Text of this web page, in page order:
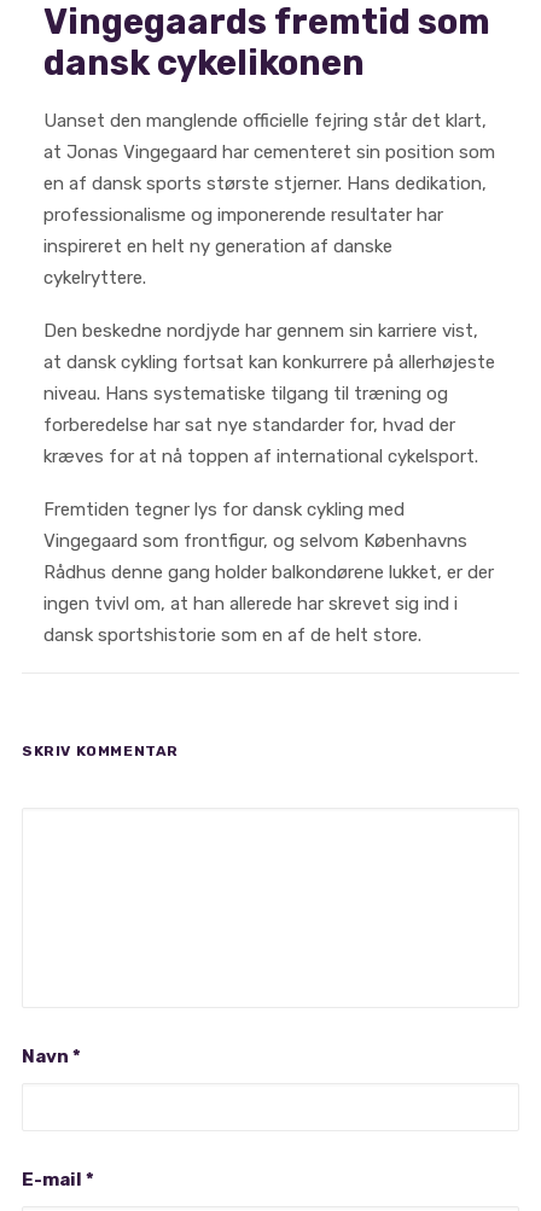
Vingegaards fremtid som
dansk cykelikonen
Uanset den manglende officielle fejring står det klart,
at Jonas Vingegaard har cementeret sin position som
en af dansk sports største stjerner. Hans dedikation,
professionalisme og imponerende resultater har
inspireret en helt ny generation af danske
cykelryttere.
Den beskedne nordjyde har gennem sin karriere vist,
at dansk cykling fortsat kan konkurrere på allerhøjeste
niveau. Hans systematiske tilgang til træning og
forberedelse har sat nye standarder for, hvad der
kræves for at nå toppen af international cykelsport.
Fremtiden tegner lys for dansk cykling med
Vingegaard som frontfigur, og selvom Københavns
Rådhus denne gang holder balkondørene lukket, er der
ingen tvivl om, at han allerede har skrevet sig ind i
dansk sportshistorie som en af de helt store.
SKRIV KOMMENTAR
Navn *
E-mail *